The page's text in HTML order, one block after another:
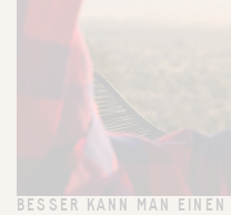
BESSER KANN MAN